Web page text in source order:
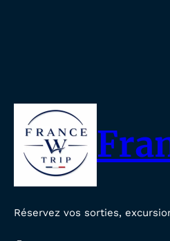
Réservez vos sorties,